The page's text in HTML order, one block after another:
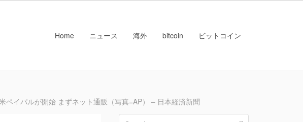
Home ニュース 海外 bitcoin ビットコイン
ペイパルが開始 まずネット通販（写真=AP） – 日本経済新聞